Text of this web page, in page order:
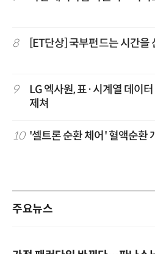
8 [ET단상] 국부펀드는 시간을
9
LG 엑사원, 표·시계열 데이
제쳐
10 '셀트론 순환 체어' 혈액순환
주요뉴스